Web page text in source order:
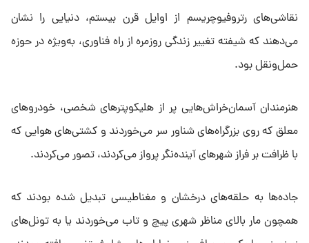
نقاشی‌های رتروفیوچریسم از اوایل قرن بیستم، دنیایی را نشان
می‌دهند که شیفته تغییر زندگی روزمره از راه فناوری، به‌ویژه در حوزه
حمل‌ونقل بود.
هنرمندان آسمان‌خراش‌هایی پر از هلیکوپترهای شخصی، خودروهای
معلق که روی بزرگراه‌های شناور سر می‌خوردند و کشتی‌های هوایی که
با ظرافت بر فراز شهرهای آینده‌نگر پرواز می‌کردند، تصور می‌کردند.
جاده‌ها به حلقه‌های درخشان و مغناطیسی تبدیل شده بودند که
همچون مار بالای مناظر شهری پیچ و تاب می‌خوردند یا به تونل‌های